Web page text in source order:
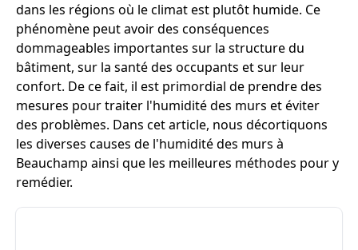
dans les régions où le climat est plutôt humide. Ce
phénomène peut avoir des conséquences
dommageables importantes sur la structure du
bâtiment, sur la santé des occupants et sur leur
confort. De ce fait, il est primordial de prendre des
mesures pour traiter l'humidité des murs et éviter
des problèmes. Dans cet article, nous décortiquons
les diverses causes de l'humidité des murs à
Beauchamp ainsi que les meilleures méthodes pour y
remédier.